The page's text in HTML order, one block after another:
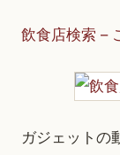
飲食店検索 –
ガジェットの